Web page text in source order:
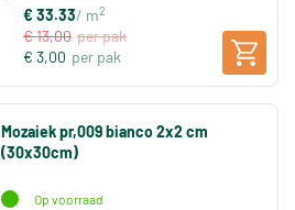
€ 33.33/ m2
€ 13,00 per pak
€ 3,00 per pak
Mozaiek pr,009 bianco 2x2 cm
(30x30cm)
Op voorraad